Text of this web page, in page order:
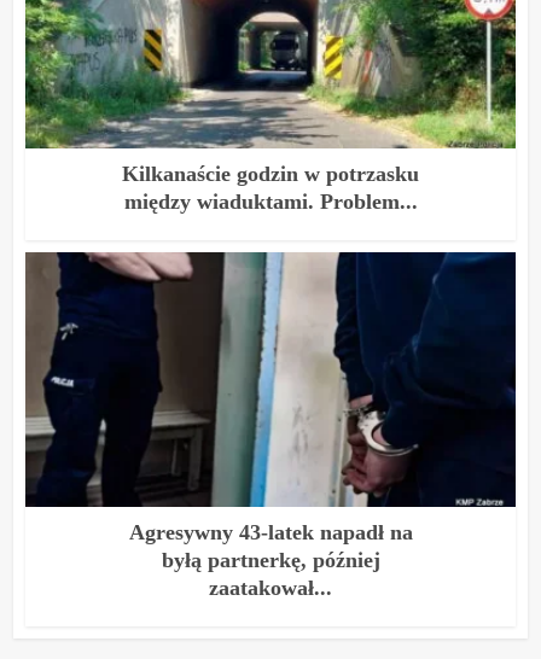
Kilkanaście godzin w potrzasku
między wiaduktami. Problem...
Agresywny 43-latek napadł na
byłą partnerkę, później
zaatakował...